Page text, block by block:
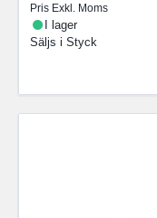
Pris Exkl. Moms
I lager
Säljs i Styck